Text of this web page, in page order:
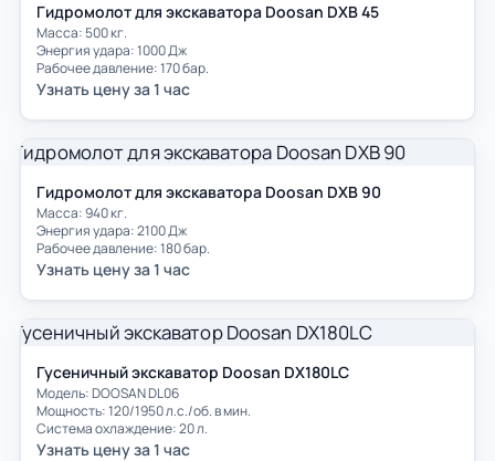
Гидромолот для экскаватора Doosan DXB 45
Масса: 500 кг.
Энергия удара: 1000 Дж
Рабочее давление: 170 бар.
Узнать цену за 1 час
Гидромолот для экскаватора Doosan DXB 90
Масса: 940 кг.
Энергия удара: 2100 Дж
Рабочее давление: 180 бар.
Узнать цену за 1 час
Гусеничный экскаватор Doosan DX180LC
Модель: DOOSAN DL06
Мощность: 120/1950 л.с./об. в мин.
Система охлаждение: 20 л.
Узнать цену за 1 час